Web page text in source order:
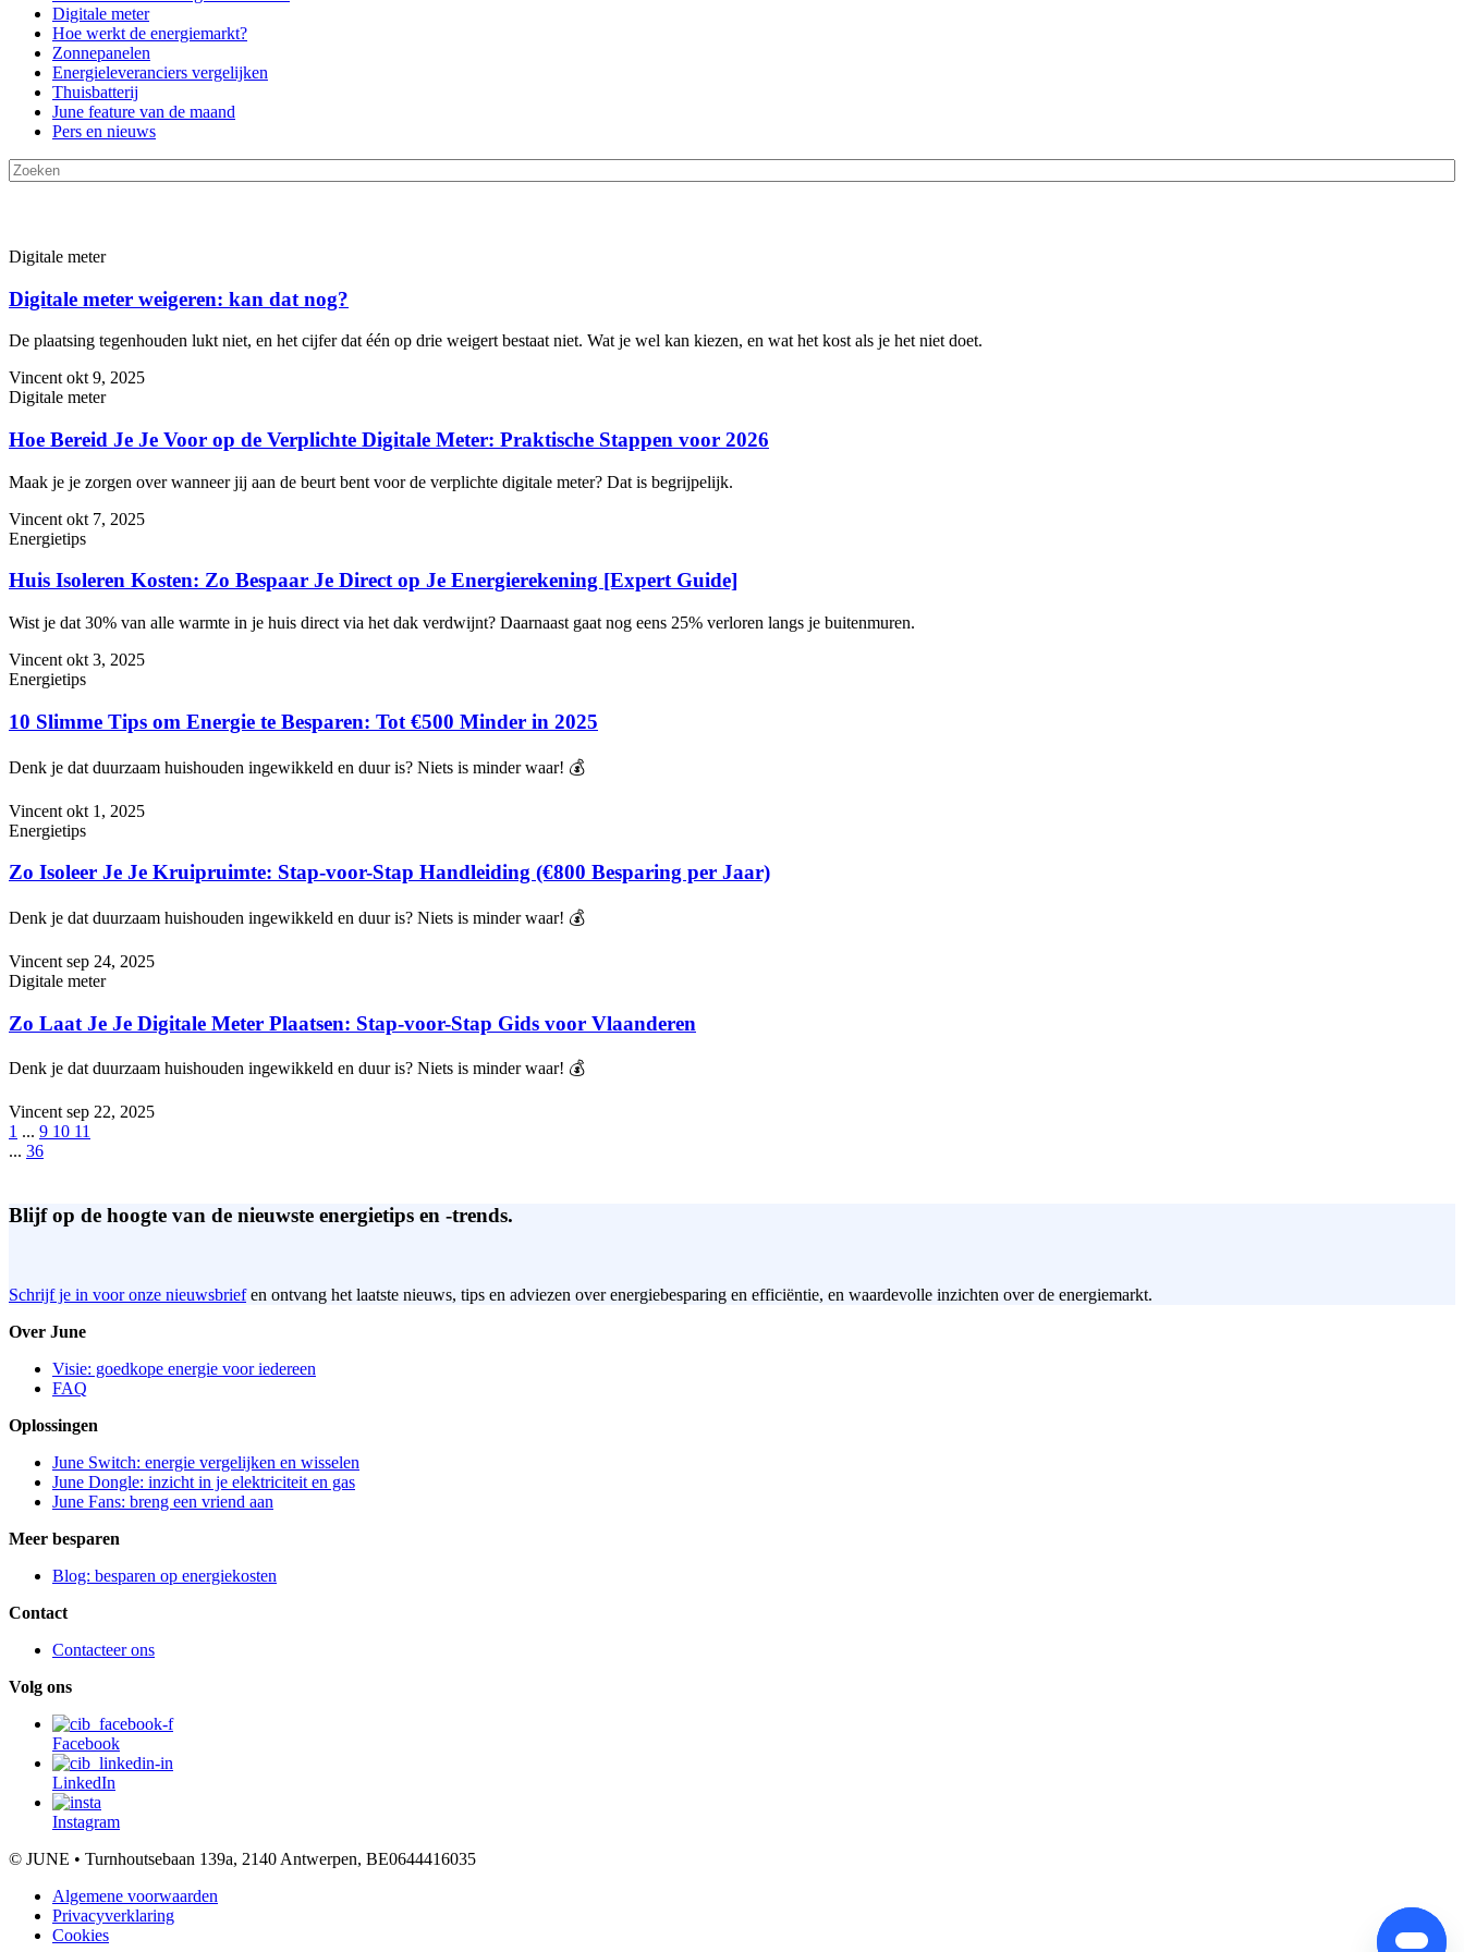
Digitale meter
Hoe werkt de energiemarkt?
Zonnepanelen
Energieleveranciers vergelijken
Thuisbatterij
June feature van de maand
Pers en nieuws
Digitale meter
Digitale meter weigeren: kan dat nog?
De plaatsing tegenhouden lukt niet, en het cijfer dat één op drie weigert bestaat niet. Wat je wel kan kiezen, en wat het kost als je het niet doet.
Vincent okt 9, 2025
Digitale meter
Hoe Bereid Je Je Voor op de Verplichte Digitale Meter: Praktische Stappen voor 2026
Maak je je zorgen over wanneer jij aan de beurt bent voor de verplichte digitale meter? Dat is begrijpelijk.
Vincent okt 7, 2025
Energietips
Huis Isoleren Kosten: Zo Bespaar Je Direct op Je Energierekening [Expert Guide]
Wist je dat 30% van alle warmte in je huis direct via het dak verdwijnt? Daarnaast gaat nog eens 25% verloren langs je buitenmuren.
Vincent okt 3, 2025
Energietips
10 Slimme Tips om Energie te Besparen: Tot €500 Minder in 2025
Denk je dat duurzaam huishouden ingewikkeld en duur is? Niets is minder waar! 💰
Vincent okt 1, 2025
Energietips
Zo Isoleer Je Je Kruipruimte: Stap-voor-Stap Handleiding (€800 Besparing per Jaar)
Denk je dat duurzaam huishouden ingewikkeld en duur is? Niets is minder waar! 💰
Vincent sep 24, 2025
Digitale meter
Zo Laat Je Je Digitale Meter Plaatsen: Stap-voor-Stap Gids voor Vlaanderen
Denk je dat duurzaam huishouden ingewikkeld en duur is? Niets is minder waar! 💰
Vincentsep 22, 2025
1 ... 9 10 11
... 36
Blijf op de hoogte van de nieuwste energietips en -trends.
Schrijf je in voor onze nieuwsbriefen ontvang het laatste nieuws, tips en adviezen over energiebesparing en efficiëntie, en waardevolle inzichten over de energiemarkt.
Over June
Visie: goedkope energie voor iedereen
FAQ
Oplossingen
June Switch: energie vergelijken en wisselen
June Dongle: inzicht in je elektriciteit en gas
June Fans: breng een vriend aan
Meer besparen
Blog: besparen op energiekosten
Contact
Contacteer ons
Volg ons
Facebook
LinkedIn
Instagram
© JUNE • Turnhoutsebaan 139a, 2140 Antwerpen, BE0644416035
Algemene voorwaarden
Privacyverklaring
Cookies